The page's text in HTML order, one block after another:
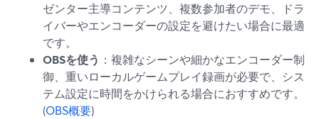
ゼンター主導コンテンツ、複数参加者のデモ、ドラ
イバーやエンコーダーの設定を避けたい場合に最適
です。
OBSを使う ：複雑なシーンや細かなエンコーダー制
御、重いローカルゲームプレイ録画が必要で、シス
テム設定に時間をかけられる場合におすすめです。
(OBS概要)